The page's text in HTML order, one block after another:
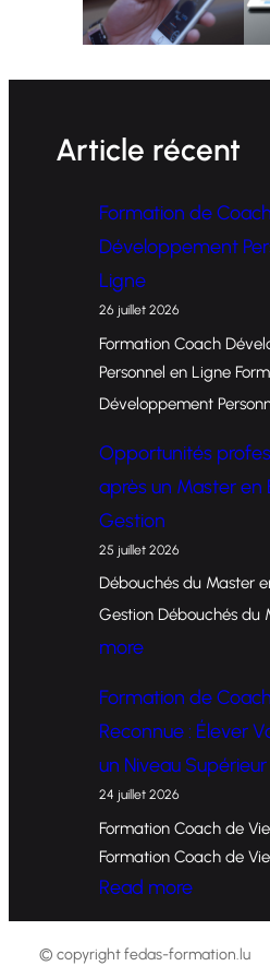
Article récent
Formation de
Développement
Ligne
26 juillet 2026
Formation Coach
Personnel en Ligne
Développement
Opportunités
après un Master en
Gestion
25 juillet 2026
Débouchés du Master
Gestion Débouchés du
more:
t
u
n
i
Formation de
Reconnue : Élever
un Niveau Supérieur
24 juillet 2026
Formation Coach de
Formation Coach de
Read more:
F
o
© copyright fedas-formation.lu